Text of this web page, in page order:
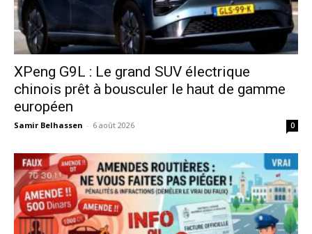
XPeng G9L : Le grand SUV électrique
chinois prêt à bousculer le haut de gamme
européen
Samir Belhassen - 6 août 2026 0